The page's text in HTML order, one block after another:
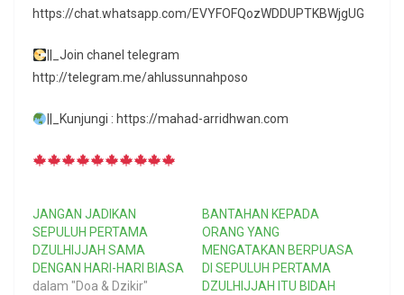
https://chat.whatsapp.com/EVYFOFQozWDDUPTKBWjgUG
||_Join chanel telegram
http://telegram.me/ahlussunnahposo
||_Kunjungi : https://mahad-arridhwan.com
JANGAN JADIKAN
SEPULUH PERTAMA
DZULHIJJAH SAMA
DENGAN HARI-HARI BIASA
dalam "Doa & Dzikir"
BANTAHAN KEPADA
ORANG YANG
MENGATAKAN BERPUASA
DI SEPULUH PERTAMA
DZULHIJJAH ITU BIDAH